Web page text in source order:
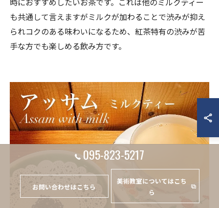
も共通して言えますがミルクが加わることで渋みが抑え
られコクのある味わいになるため、紅茶特有の渋みが苦
手な方でも楽しめる飲み方です。
095-823-5217
お問い合わせはこちら
美術教室についてはこち
ら